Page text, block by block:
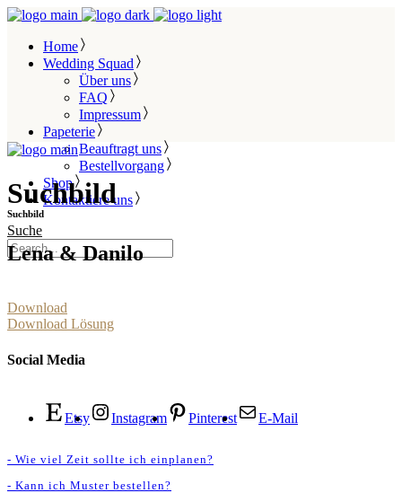
Home
Wedding Squad
Über uns
FAQ
Impressum
Papeterie
Beauftragt uns
Bestellvorgang
Shop
Kontaktiere uns
Suche
Suchbild
Suchbild
Lena & Danilo
Download
Download Lösung
Social Media
Etsy Instagram Pinterest E-Mail
- Wie viel Zeit sollte ich einplanen?
- Kann ich Muster bestellen?